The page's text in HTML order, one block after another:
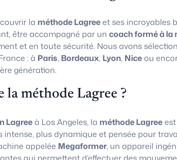
la méthode Lagreeet ses incroyables
être accompagné par un coach formé à la
et en toute sécurité. Nous avons
: à Paris, Bordeaux, Lyon, Niceou
génération.
la méthode Lagree ?
Lagreeà Los Angeles, la méthode Lagree
intense, plus dynamique et pensée pour
appelée Megaformer, un appareil